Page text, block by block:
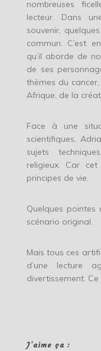
nombreuses
lecteur. Dans
souvenir,
commun. C’est
qu’il aborde de
de ses
thèmes du cancer,
Afrique, de la
Face à une
scientifiques,
sujets
religieux. Car
principes de vie.
Quelques pointes
scénario original.
Mais tous ces
d’une lecture
divertissement. Ce
J’aime ça :